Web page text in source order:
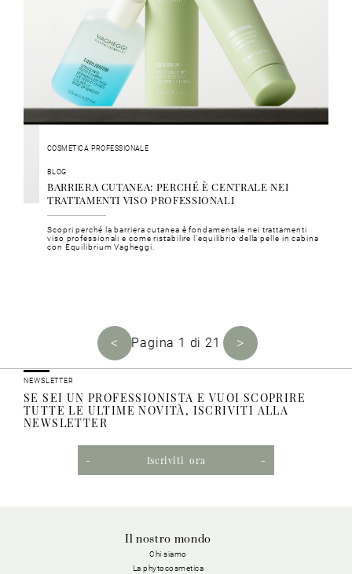
COSMETICA PROFESSIONALE
BLOG
BARRIERA CUTANEA: PERCHÉ È CENTRALE NEI
TRATTAMENTI VISO PROFESSIONALI
Scopri perché la barriera cutanea è fondamentale nei trattamenti
viso professionali e come ristabilire l’equilibrio della pelle in cabina
con Equilibrium Vagheggi.
Pagina 1 di 21
< >
NEWSLETTER
SE SEI UN PROFESSIONISTA E VUOI SCOPRIRE
TUTTE LE ULTIME NOVITÀ, ISCRIVITI ALLA
NEWSLETTER
Iscriviti ora
Il nostro mondo
Chi siamo
La phytocosmetica